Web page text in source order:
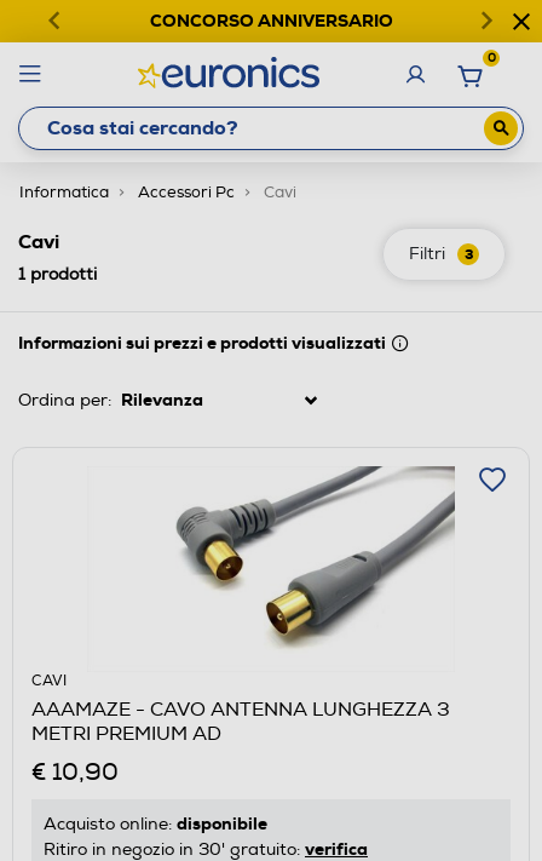
CONCORSO ANNIVERSARIO
0
Informatica Accessori Pc Cavi
Filtri 3
Cavi
1prodotti
Informazioni sui prezzi e prodotti visualizzati
Ordina per:
CAVI
AAAMAZE - CAVO ANTENNA LUNGHEZZA 3
METRI PREMIUM AD
€ 10,90
Acquisto online: disponibile
Ritiro in negozio in 30' gratuito: verifica